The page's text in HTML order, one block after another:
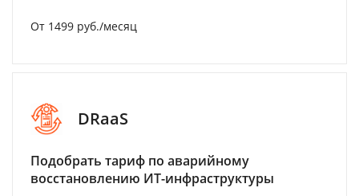
От 1499 руб./месяц
DRaaS
Подобрать тариф по аварийному
восстановлению ИТ-инфраструктуры